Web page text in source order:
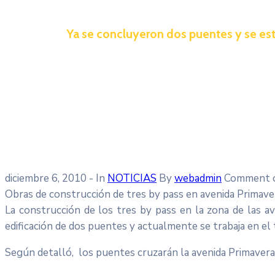
Ya se concluyeron dos puentes y se
diciembre 6, 2010 - In NOTICIAS BywebadminComment
Obras de construcción de tres by pass en avenida
La construcción de los tres by pass en la zona de las
edificación de dos puentes y actualmente se trabaja en
Según detalló, los puentes cruzarán la avenida